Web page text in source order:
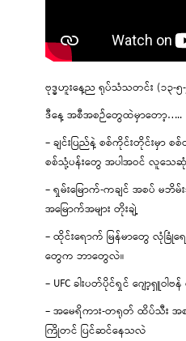
ဗုဒ္ဓဟူးနေ့ည ရုပ်သံသတင်း (၁၃-၅-
ဒီနေ့ အစီအစဉ်တွေထဲမှာတော့…..
– ချင်းပြည်နဲ့ စစ်ကိုင်းတိုင်းမှာ
စစ်သုံ့ပန်းတွေ အပါအဝင် လူသေဆုံ
– ရှမ်းမြောက်-ကချင် အစပ် မ
အမြောက်အများ တိုးချဲ့
– ထိုင်းရောက် မြန်မာတွေ လုံ
တွေက ဘာတွေလဲ။
– UFC ခါးပတ်ပိုင်ရှင် ဂျော့ရှူဝ
– အမေရိကား-တရုတ် ထိပ်သီး အ
ကြိုတင် ပြင်ဆင်နေသလဲ